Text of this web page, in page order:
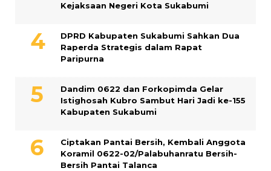
Kejaksaan Negeri Kota Sukabumi
DPRD Kabupaten Sukabumi Sahkan Dua
Raperda Strategis dalam Rapat
Paripurna
Dandim 0622 dan Forkopimda Gelar
Istighosah Kubro Sambut Hari Jadi ke-155
Kabupaten Sukabumi
Ciptakan Pantai Bersih, Kembali Anggota
Koramil 0622-02/Palabuhanratu Bersih-
Bersih Pantai Talanca